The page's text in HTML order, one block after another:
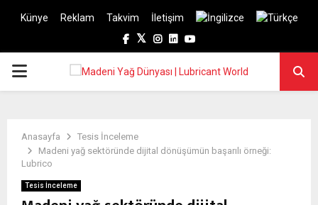
Künye Reklam Takvim
İletişim
Facebook
TwitterInstagram
LinkedinYoutube
PRIMARY
Anasayfa
Tesis İnceleme
Madeni yağ sektöründe dijital dönüşümün başarılı örneği:
Lubrico
Tesis İnceleme